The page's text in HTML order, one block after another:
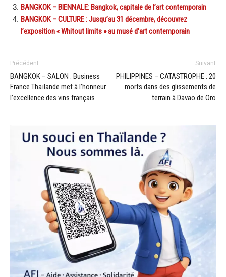
BANGKOK – BIENNALE: Bangkok, capitale de l’art contemporain
BANGKOK – CULTURE : Jusqu’au 31 décembre, découvrez
l’exposition « Whitout limits » au musé d’art contemporain
Précédent
BANGKOK – SALON : Business
France Thaïlande met à l’honneur
l’excellence des vins français
Suivant
PHILIPPINES – CATASTROPHE : 20
morts dans des glissements de
terrain à Davao de Oro